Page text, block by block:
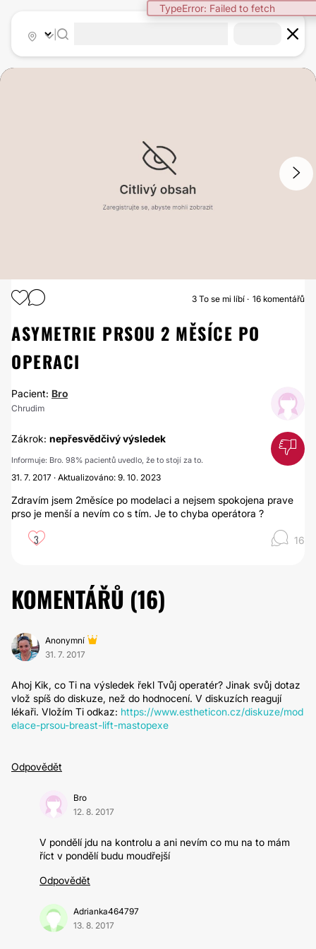
TypeError: Failed to fetch
MODELACE PRSOU
3 To se mi líbí 16 komentářů
ASYMETRIE PRSOU 2 MĚSÍCE PO
OPERACI
Pacient: Bro
Chrudim
Zákrok: nepřesvědčivý výsledek
Informuje: Bro. 98% pacientů uvedlo, že to stojí za to.
31. 7. 2017 · Aktualizováno: 9. 10. 2023
Zdravím jsem 2měsíce po modelaci a nejsem spokojena prave
prso je menší a nevím co s tím. Je to chyba operátora ?
3 16
KOMENTÁŘŮ (16)
Anonymní
31. 7. 2017
Ahoj Kik, co Ti na výsledek řekl Tvůj operatér? Jinak svůj dotaz
vlož spíš do diskuze, než do hodnocení. V diskuzích reagují
lékaři. Vložím Ti odkaz: https://www.estheticon.cz/diskuze/mod
elace-prsou-breast-lift-mastopexe
Odpovědět
Bro
12. 8. 2017
V pondělí jdu na kontrolu a ani nevím co mu na to mám
říct v pondělí budu moudřejší
Odpovědět
Adrianka464797
13. 8. 2017